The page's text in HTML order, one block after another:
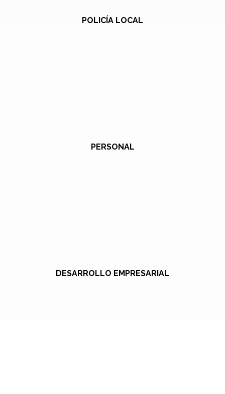
POLICÍA LOCAL
PERSONAL
DESARROLLO EMPRESARIAL